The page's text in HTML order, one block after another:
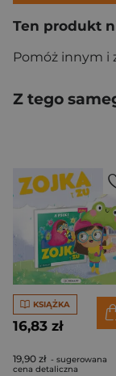
Ten produkt
Pomóż innym i
Z tego
KSIĄŻKA
16,83 zł
19,90 zł - sugerowana
cena detaliczna